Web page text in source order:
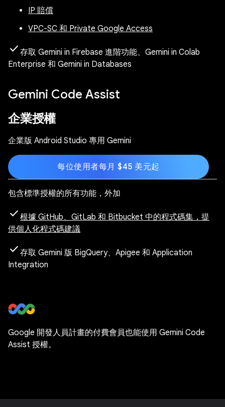
IP 賠償
VPC-SC 和 Private Google Access
check 存取 Gemini in Firebase 進階功能、Gemini in Colab
Enterprise 和 Gemini in Databases
Gemini Code Assist
企業授權
企業版 Android Studio 專用 Gemini
每位使用者每月 $45 美元起
包含標準授權的所有功能，外加
check 根據 GitHub、GitLab 和 Bitbucket 中的程式碼集，提
供個人化程式碼建議
check 存取 Gemini 版 BigQuery、Apigee 和 Application
Integration
Google 開發人員計畫的付費會員也能使用 Gemini Code
Assist 授權。